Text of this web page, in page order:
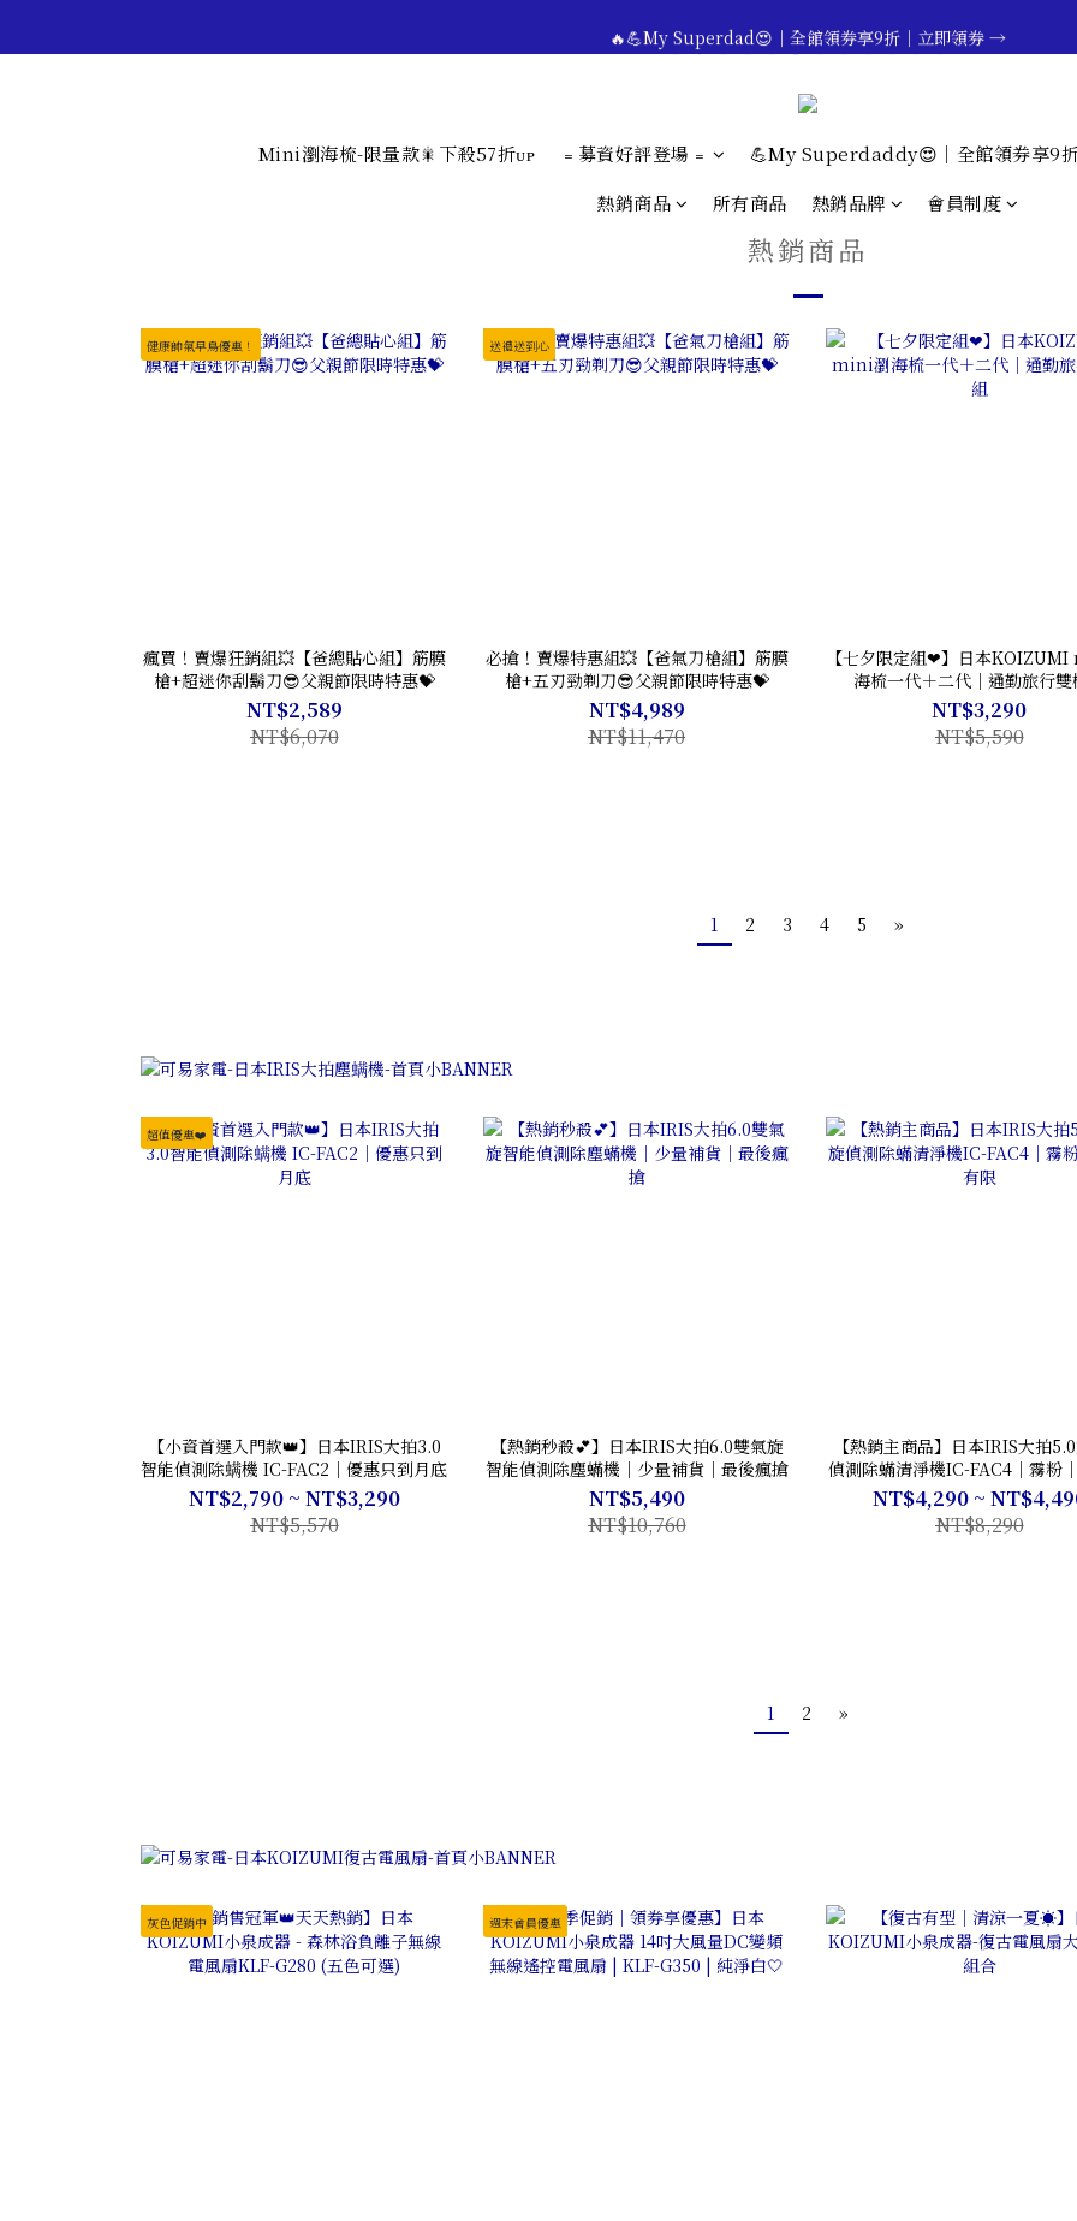
🔥💪My Superdad😍｜全館領券享9折｜立即領券 →
🔥💪My Superdad😍｜全館領券享9折｜立即領券 →
🔥💪My Superdad😍｜全館領券享9折｜立即領券 →
Mini瀏海梳-限量款🎇下殺57折ᴜᴘ ﹦募資好評登場﹦
💪My Superdaddy😍｜全館領券享9
熱銷商品
所有商品 熱銷品牌 會員制度
熱銷商品
健康帥氣早鳥優惠！
瘋買！賣爆狂銷組💥【爸總貼心組】筋膜
槍+超迷你刮鬍刀😎父親節限時特惠💝
NT$2,589
NT$6,070
送禮送到心
必搶！賣爆特惠組💥【爸氣刀槍組】筋膜
槍+五刃勁剃刀😎父親節限時特惠💝
NT$4,989
NT$11,470
【七夕限定組❤】日本
海梳一代＋二代｜通勤旅行雙
NT$3,290
NT$5,590
1 2 3 4 5 »
超值優惠❤️
【小資首選入門款👑】日本IRIS大拍3.0
智能偵測除螨機 IC-FAC2｜優惠只到月底
NT$2,790 ~ NT$3,290
NT$5,570
【熱銷秒殺💕】日本IRIS大拍6.0雙氣旋
智能偵測除塵蟎機｜少量補貨｜最後瘋搶
NT$5,490
NT$10,760
【熱銷主商品】日本IRIS大拍
偵測除蟎清淨機IC-FAC4｜霧粉
限
NT$4,290 ~
NT$8,290
1 2 »
灰色促銷中 週末會員優惠